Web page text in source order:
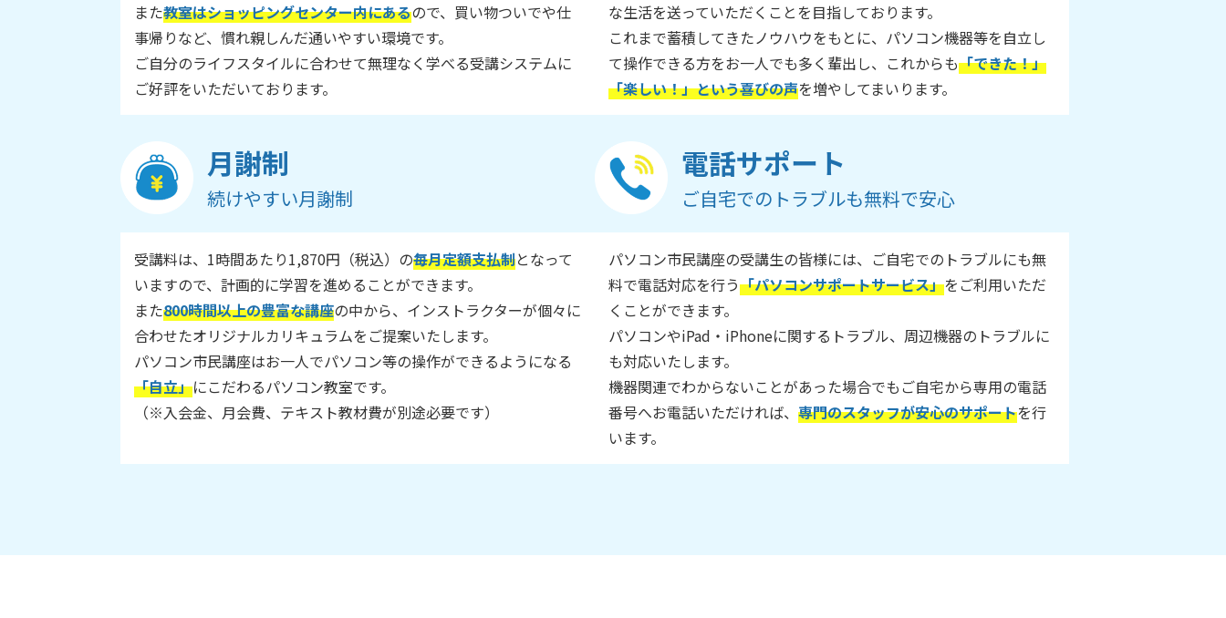
また教室はショッピングセンター内にあるので、買い物ついでや仕
事帰りなど、慣れ親しんだ通いやすい環境です。
ご自分のライフスタイルに合わせて無理なく学べる受講システムに
ご好評をいただいております。
な生活を送っていただくことを目指しております。
これまで蓄積してきたノウハウをもとに、パソコン機器等を自立し
て操作できる方をお一人でも多く輩出し、これからも「できた！」
「楽しい！」という喜びの声を増やしてまいります。
月謝制
続けやすい月謝制
受講料は、1時間あたり1,870円（税込）の毎月定額支払制となって
いますので、計画的に学習を進めることができます。
また800時間以上の豊富な講座の中から、インストラクターが個々に
合わせたオリジナルカリキュラムをご提案いたします。
パソコン市民講座はお一人でパソコン等の操作ができるようになる
「自立」にこだわるパソコン教室です。
（※入会金、月会費、テキスト教材費が別途必要です）
電話サポート
ご自宅でのトラブルも無料で安心
パソコン市民講座の受講生の皆様には、ご自宅でのトラブルにも無
料で電話対応を行う「パソコンサポートサービス」をご利用いただ
くことができます。
パソコンやiPad・iPhoneに関するトラブル、周辺機器のトラブルに
も対応いたします。
機器関連でわからないことがあった場合でもご自宅から専用の電話
番号へお電話いただければ、 専門のスタッフが安心のサポートを行
います。